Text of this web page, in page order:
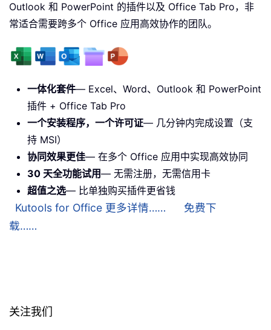
Outlook 和 PowerPoint 的插件以及 Office Tab Pro，非
常适合需要跨多个 Office 应用高效协作的团队。
一体化套件— Excel、Word、Outlook 和 PowerPoint
插件 + Office Tab Pro
一个安装程序，一个许可证— 几分钟内完成设置（支
持 MSI）
协同效果更佳— 在多个 Office 应用中实现高效协同
30 天全功能试用— 无需注册，无需信用卡
超值之选— 比单独购买插件更省钱
Kutools for Office 更多详情……
免费下
载……
关注我们